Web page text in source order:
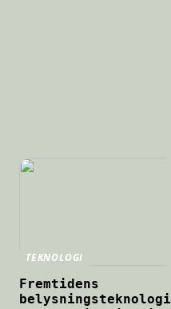
TEKNOLOGI
Fremtidens
belysningsteknologi